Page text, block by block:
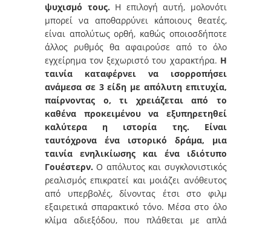
ψυχισμό τους. Η επιλογή αυτή, μολονότι
μπορεί να αποθαρρύνει κάποιους θεατές,
είναι απολύτως ορθή, καθώς οποιοσδήποτε
άλλος ρυθμός θα αφαιρούσε από το όλο
εγχείρημα τον ξεχωριστό του χαρακτήρα. Η
ταινία καταφέρνει να ισορροπήσει
ανάμεσα σε 3 είδη με απόλυτη επιτυχία,
παίρνοντας ο, τι χρειάζεται από το
καθένα προκειμένου να εξυπηρετηθεί
καλύτερα η ιστορία της.
Είναι
ταυτόχρονα ένα ιστορικό δράμα, μια
ταινία ενηλικίωσης και ένα ιδιότυπο
Γουέστερν. Ο απόλυτος και συγκλονιστικός
ρεαλισμός επικρατεί και μοιάζει ανόθευτος
από υπερβολές, δίνοντας έτσι στο φιλμ
εξαιρετικά σπαρακτικό τόνο. Μέσα στο όλο
κλίμα αδιεξόδου, που πλάθεται με απλά